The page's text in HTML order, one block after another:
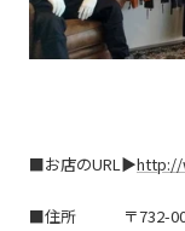
■お店のURL▶http://
■住所 〒732-